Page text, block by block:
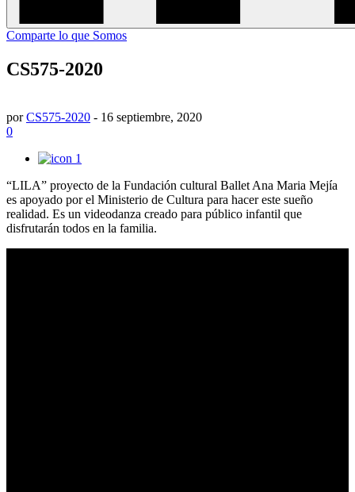
Comparte lo que Somos
CS575-2020
porCS575-2020 - 16 septiembre, 2020
0
1
“LILA” proyecto de la Fundación cultural Ballet Ana Maria Mejía
es apoyado por el Ministerio de Cultura para hacer este sueño
realidad. Es un videodanza creado para público infantil que
disfrutarán todos en la familia.